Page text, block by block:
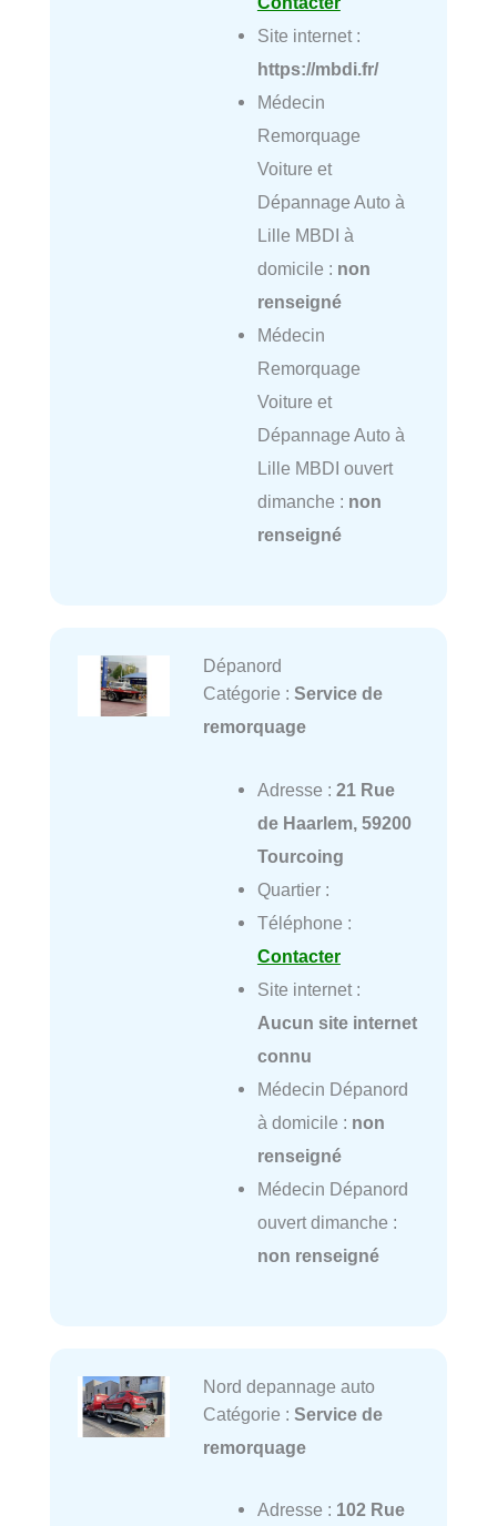
Site internet :
https://mbdi.fr/
Médecin
Remorquage
Voiture et
Dépannage Auto à
Lille MBDI à
domicile : non
renseigné
Médecin
Remorquage
Voiture et
Dépannage Auto à
Lille MBDI ouvert
dimanche : non
renseigné
Dépanord
Catégorie : Service de
remorquage
Adresse : 21 Rue
de Haarlem, 59200
Tourcoing
Quartier :
Téléphone :
Contacter
Site internet :
Aucun site internet
connu
Médecin Dépanord
à domicile : non
renseigné
Médecin Dépanord
ouvert dimanche :
non renseigné
Nord depannage auto
Catégorie : Service de
remorquage
Adresse : 102 Rue